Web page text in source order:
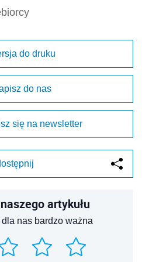
do druku
do nas
się na newsletter
artykułu
nas bardzo ważna